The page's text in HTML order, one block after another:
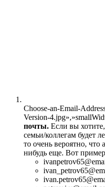
Choose-an-Email-
Version-
почты. Если вы
семьи/коллегам будет
то очень вероятно,
нибудь еще. Вот